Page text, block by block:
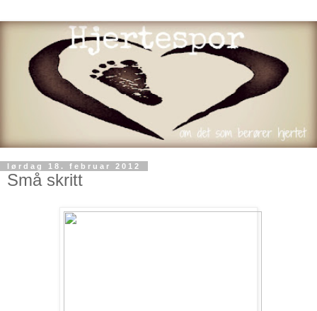
lørdag 18. februar 2012
Små skritt